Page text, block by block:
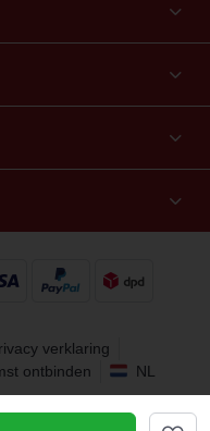
verklaring
ontbinden NL
Alle rechten